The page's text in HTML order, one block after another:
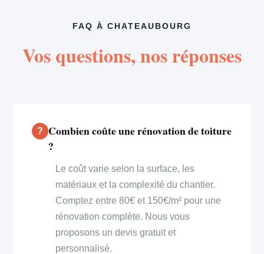
FAQ À CHATEAUBOURG
Vos questions, nos réponses
Combien coûte une rénovation de toiture
?
Le coût varie selon la surface, les
matériaux et la complexité du chantier.
Comptez entre 80€ et 150€/m² pour une
rénovation complète. Nous vous
proposons un devis gratuit et
personnalisé.